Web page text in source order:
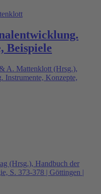
Beispiele
A. Mattenklott (Hrsg.),
Instrumente, Konzepte,
(Hrsg.), Handbuch der
S. 373-378 | Göttingen |